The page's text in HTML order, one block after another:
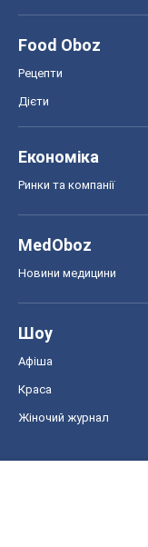
Food Oboz
Рецепти
Дієти
Економіка
Ринки та компанії
MedOboz
Новини медицини
Шоу
Афіша
Краса
Жіночий журнал